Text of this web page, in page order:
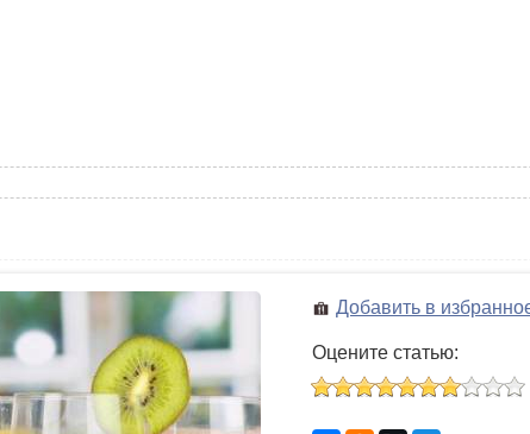
Добавить в
Оцените статью: